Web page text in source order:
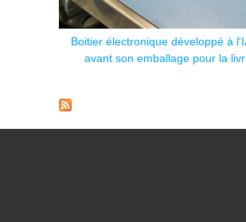
Boitier électronique développé à
avant son emballage pour la